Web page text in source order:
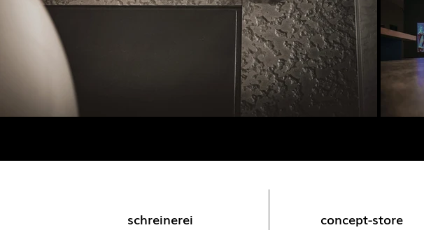
concept-store
schreinerei